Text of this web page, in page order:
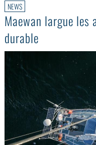
NEWS
Maewan largue les
durable